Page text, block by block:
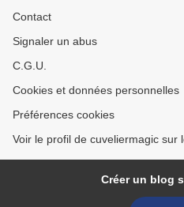
Contact
Signaler un abus
C.G.U.
Cookies et données personnelles
Préférences cookies
Voir le profil de cuveliermagic sur
Créer un blog